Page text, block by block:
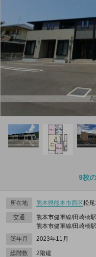
9枚
所在地 熊本県熊本市西区松尾
交通
熊本市健軍線/田崎橋
熊本市健軍線/田崎橋
築年月
2023年11月
総階数 2階建